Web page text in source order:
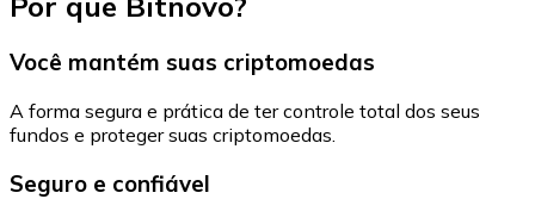
Você mantém suas criptomoedas
A forma segura e prática de ter controle total dos seus
fundos e proteger suas criptomoedas.
Seguro e confiável